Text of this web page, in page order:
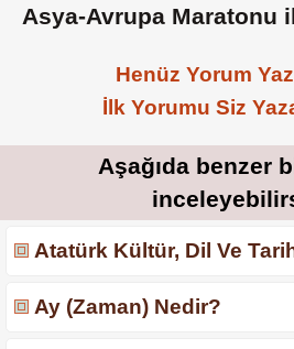
Asya-Avrupa Maratonu
Henüz Yorum
İlk Yorumu Siz
Aşağıda benzer
Atatürk Kültür, Dil Ve
Ay (Zaman) Nedir?